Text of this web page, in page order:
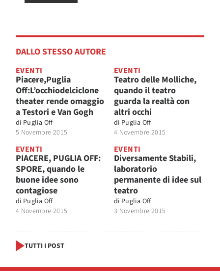
DALLO STESSO AUTORE
EVENTI
Piacere,Puglia
Off:L’occhiodelciclone
theater rende omaggio
a Testori e Van Gogh
di Puglia Off
5 Novembre 2015
EVENTI
Teatro delle Molliche,
quando il teatro
guarda la realtà con
altri occhi
di Puglia Off
4 Novembre 2015
EVENTI
PIACERE, PUGLIA OFF:
SPORE, quando le
buone idee sono
contagiose
di Puglia Off
4 Novembre 2015
EVENTI
Diversamente Stabili,
laboratorio
permanente di idee sul
teatro
di Puglia Off
3 Novembre 2015
TUTTI I POST